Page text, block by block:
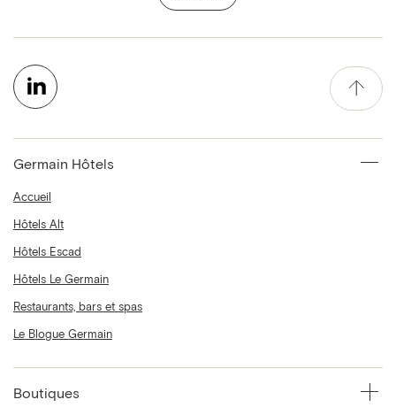
Germain Hôtels
Accueil
Hôtels Alt
Hôtels Escad
Hôtels Le Germain
Restaurants, bars et spas
Le Blogue Germain
Boutiques